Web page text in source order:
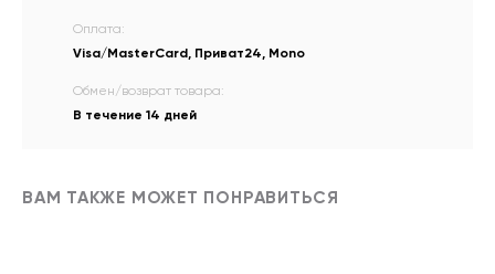
Оплата:
Visa/MasterCard, Приват24, Mono
Обмен/возврат товара:
В течение 14 дней
ВАМ ТАКЖЕ МОЖЕТ ПОНРАВИТЬСЯ